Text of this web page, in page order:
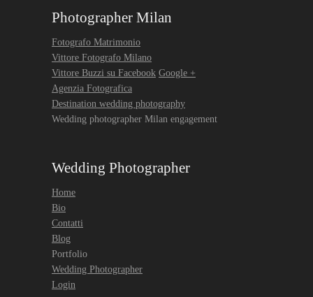
Photographer Milan
Fotografo Matrimonio
Vittore Fotografo Milano
Vittore Buzzi su Facebook Google +
Agenzia Fotografica
Destination wedding photography
Wedding photographer Milan engagement
Wedding Photographer
Home
Bio
Contatti
Blog
Portfolio
Wedding Photographer
Login